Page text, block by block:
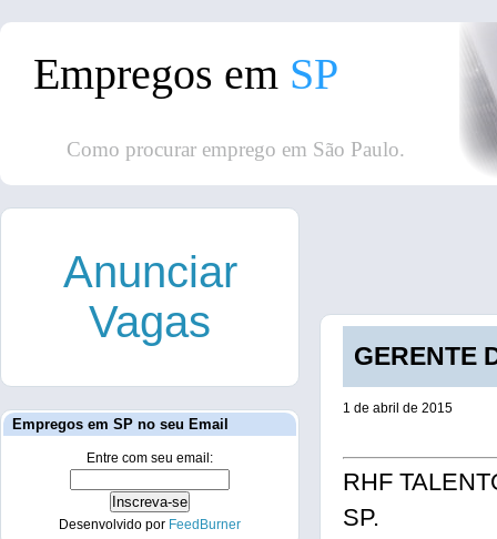
Empregos em SP
Como procurar emprego em São Paulo.
GERENTE
1 de abril de 2015
RHF
SP.
Anunciar
Vagas
Empregos em SP no seu Email
Entre com seu email:
Desenvolvido por FeedBurner